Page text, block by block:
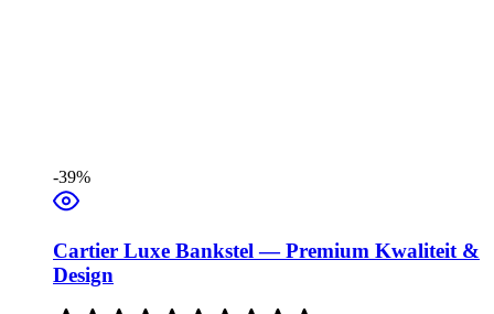
-39%
Cartier Luxe Bankstel — Premium Kwaliteit &
Design